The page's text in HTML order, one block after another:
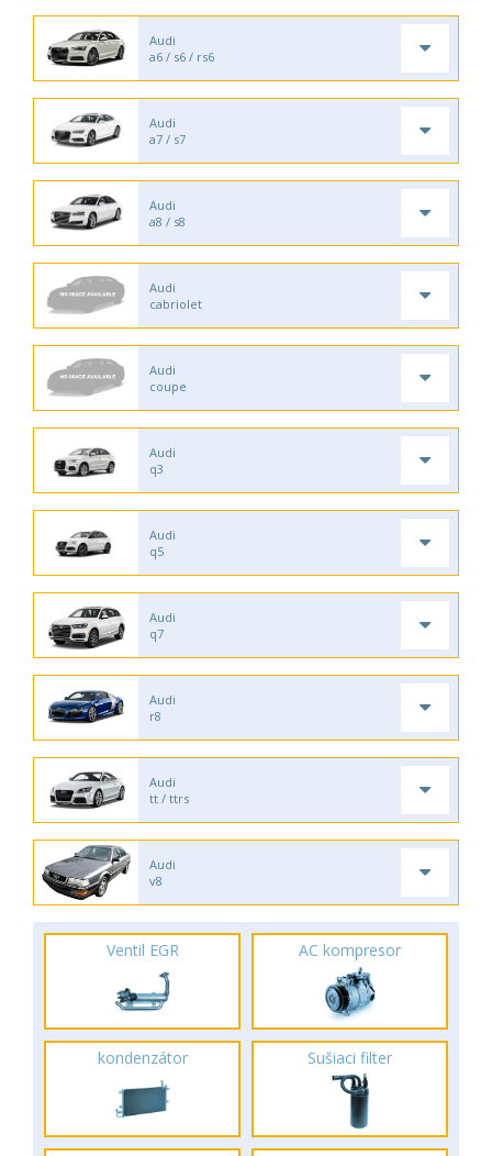
Audi
a6 / s6 / rs6
Audi
a7 / s7
Audi
a8 / s8
Audi
cabriolet
Audi
coupe
Audi
q3
Audi
q5
Audi
q7
Audi
r8
Audi
tt / ttrs
Audi
v8
Ventil EGR AC kompresor
kondenzátor Sušiaci filter